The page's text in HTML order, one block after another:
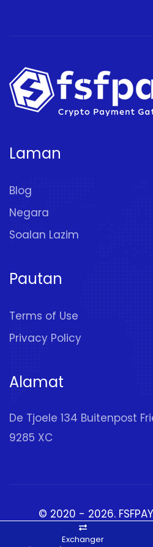
Laman
Blog
Negara
Soalan Lazim
Pautan
Terms of Use
Privacy Policy
Alamat
De Tjoele 134 Buitenpost
9285 XC
© 2020 - 2026.
Exchanger